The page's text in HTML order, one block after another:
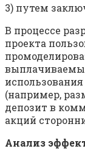
3) путем
В процессе
проекта
(например,
депозит в
акций
Анализ